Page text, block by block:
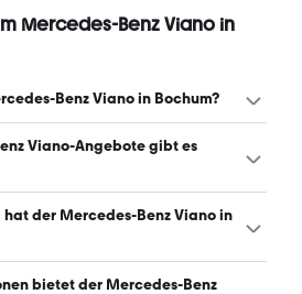
Mercedes-Benz Viano in
Benz Viano in Bochum?
Mercedes-Benz Viano in Bochum
17.350 €. (Stand: 7.8.2026)
Viano-Angebote gibt es
Benz Viano bei mobile.de,
0 Neuwagen. (Stand: 7.8.2026)
der Mercedes-Benz Viano in
in Bochum hat Leistungen
bietet der Mercedes-Benz